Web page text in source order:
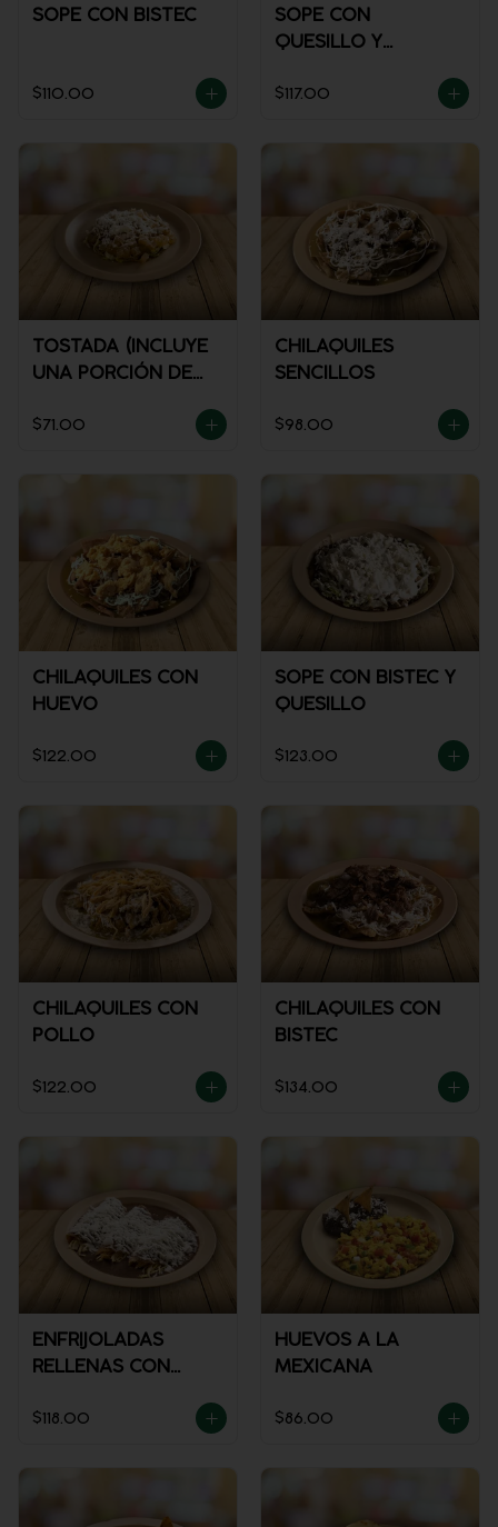
SOPE CON BISTEC
$110.00
SOPE CON
QUESILLO Y
$117.00
TOSTADA (INCLUYE
UNA PORCIÓN DE
$71.00
CHILAQUILES
SENCILLOS
$98.00
CHILAQUILES CON
HUEVO
$122.00
SOPE CON BISTEC Y
QUESILLO
$123.00
CHILAQUILES CON
POLLO
$122.00
CHILAQUILES CON
BISTEC
$134.00
ENFRIJOLADAS
RELLENAS CON
$118.00
HUEVOS A LA
MEXICANA
$86.00